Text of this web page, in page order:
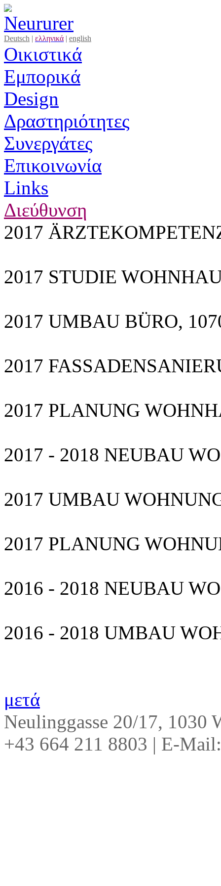
Deutsch | ελληνικά | english
Οικιστικά
Εμπορικά
Design
Δραστηριότητες
Συνεργάτες
Επικοινωνία
Links
Διεύθυνση
2017
2017 STUDIE
2017 UMBAU BÜRO,
2017
2017 PLANUNG
2017 - 2018 NEUBAU
2017 UMBAU
2017 PLANUNG
2016 - 2018 NEUBAU
2016 - 2018 UMBAU
μετά
Neulinggasse 20/17, 1030
+43 664 211 8803 | E-